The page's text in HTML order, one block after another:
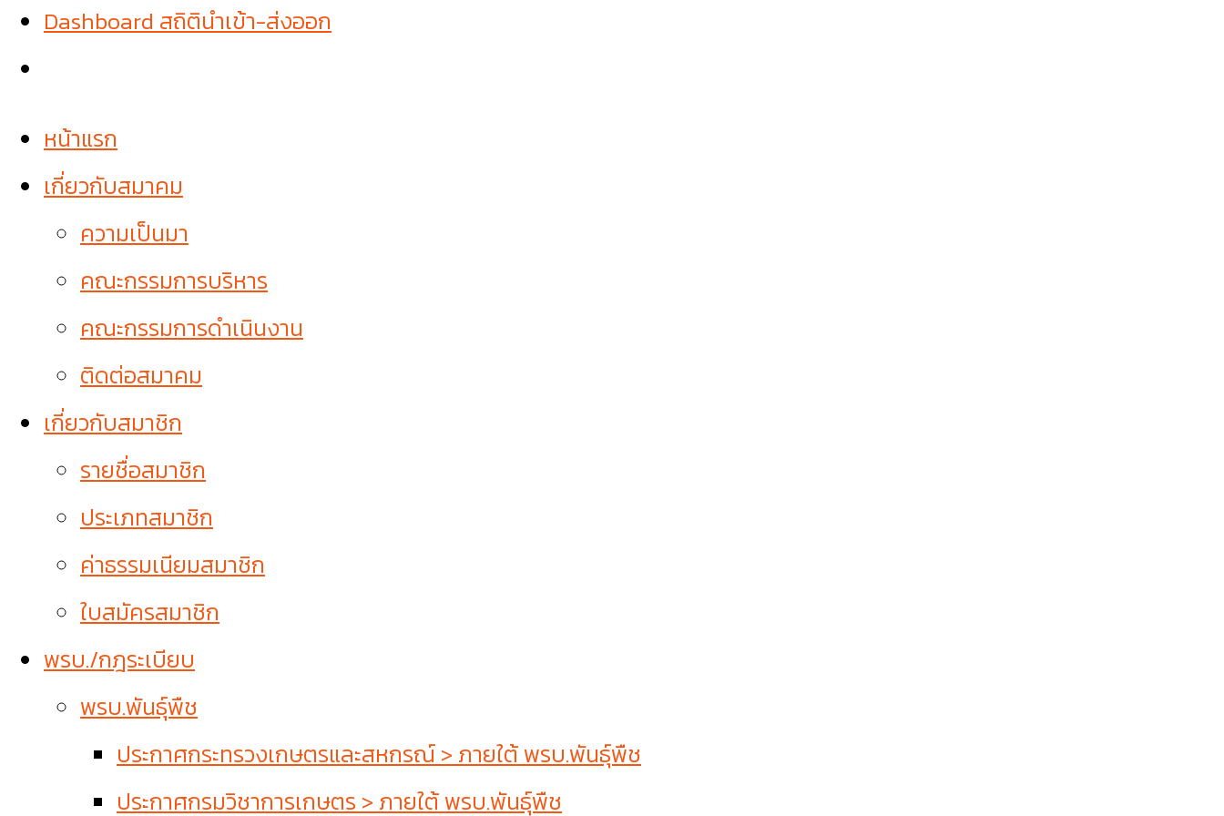
Dashboard สถิตินำเข้า-ส่งออก
หน้าแรก
เกี่ยวกับสมาคม
ความเป็นมา
คณะกรรมการบริหาร
คณะกรรมการดำเนินงาน
ติดต่อสมาคม
เกี่ยวกับสมาชิก
รายชื่อสมาชิก
ประเภทสมาชิก
ค่าธรรมเนียมสมาชิก
ใบสมัครสมาชิก
พรบ./กฎระเบียบ
พรบ.พันธุ์พืช
ประกาศกระทรวงเกษตรและสหกรณ์ > ภายใต้ พรบ.พันธุ์พืช
ประกาศกรมวิชาการเกษตร > ภายใต้ พรบ.พันธุ์พืช